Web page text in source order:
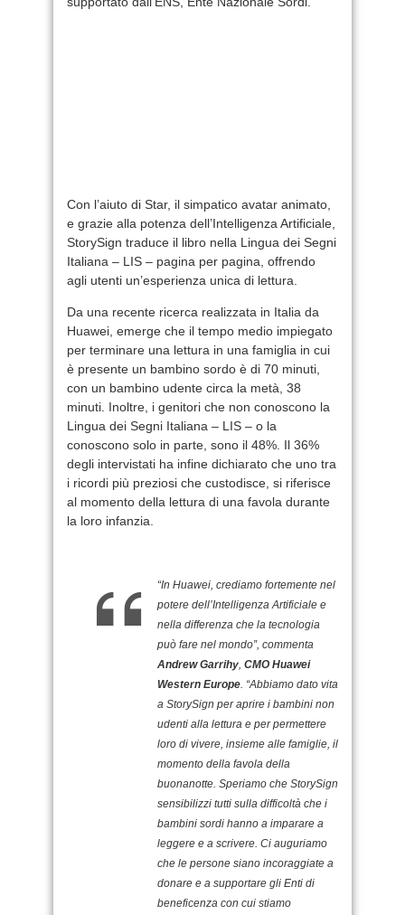
Con l’aiuto di Star, il simpatico avatar animato,
e grazie alla potenza dell’Intelligenza Artificiale,
StorySign traduce il libro nella Lingua dei Segni
Italiana – LIS – pagina per pagina, offrendo
agli utenti un’esperienza unica di lettura.
Da una recente ricerca realizzata in Italia da
Huawei, emerge che il tempo medio impiegato
per terminare una lettura in una famiglia in cui
è presente un bambino sordo è di 70 minuti,
con un bambino udente circa la metà, 38
minuti. Inoltre, i genitori che non conoscono la
Lingua dei Segni Italiana – LIS – o la
conoscono solo in parte, sono il 48%. Il 36%
degli intervistati ha infine dichiarato che uno tra
i ricordi più preziosi che custodisce, si riferisce
al momento della lettura di una favola durante
la loro infanzia.
“In Huawei, crediamo fortemente nel
potere dell’Intelligenza Artificiale e
nella differenza che la tecnologia
può fare nel mondo”, commenta
Andrew Garrihy, CMO Huawei
Western Europe. “Abbiamo dato vita
a StorySign per aprire i bambini non
udenti alla lettura e per permettere
loro di vivere, insieme alle famiglie, il
momento della favola della
buonanotte. Speriamo che StorySign
sensibilizzi tutti sulla difficoltà che i
bambini sordi hanno a imparare a
leggere e a scrivere. Ci auguriamo
che le persone siano incoraggiate a
donare e a supportare gli Enti di
beneficenza con cui stiamo